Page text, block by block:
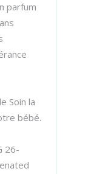
parfum
Soin la
bébé.
26-